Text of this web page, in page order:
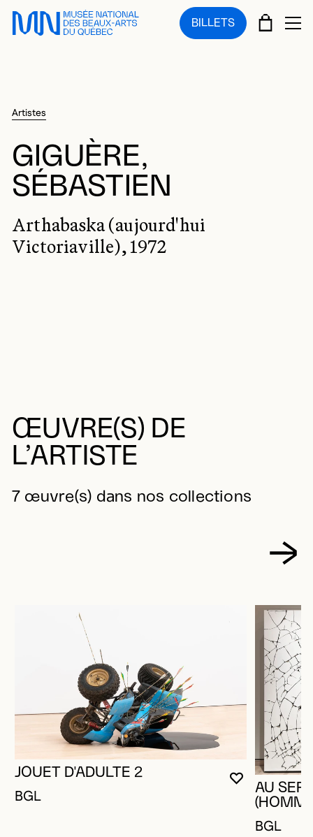
Sauter au menu principal
Sauter au contenu principal
Sauter au pied de page
BILLETS PANIER
Artistes
GIGUÈRE,
SÉBASTIEN
Arthabaska (aujourd'hui
Victoriaville), 1972
ŒUVRE(S) DE
L’ARTISTE
7 œuvre(s) dans nos collections
VOUS
FERMER
OUVRIR LA
JOUET D'ADULTE 2
BGL
AU
BGL